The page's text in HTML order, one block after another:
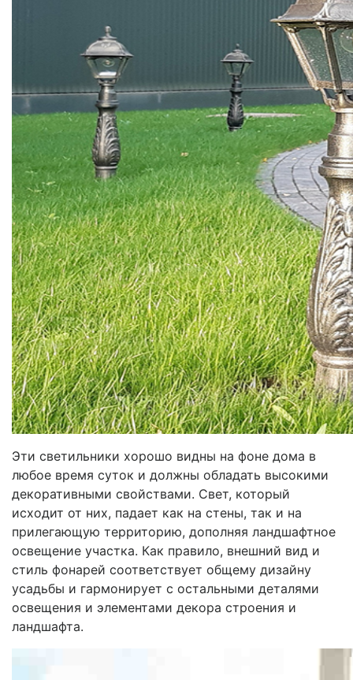
Эти светильники хорошо видны на фоне дома в
любое время суток и должны обладать высокими
декоративными свойствами. Свет, который
исходит от них, падает как на стены, так и на
прилегающую территорию, дополняя ландшафтное
освещение участка. Как правило, внешний вид и
стиль фонарей соответствует общему дизайну
усадьбы и гармонирует с остальными деталями
освещения и элементами декора строения и
ландшафта.